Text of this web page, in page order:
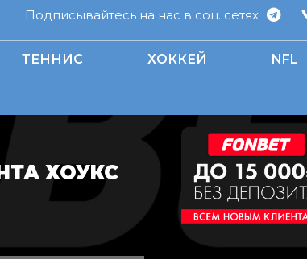
Подписывайтесь на нас в соц. сетях
ТЕННИС ХОККЕЙ NFL
ХОУКС